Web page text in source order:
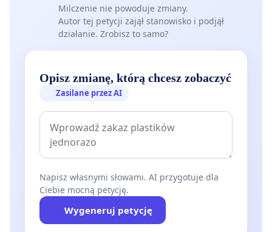
Milczenie nie powoduje zmiany.
Autor tej petycji zajął stanowisko i podjął
działanie. Zrobisz to samo?
Opisz zmianę, którą chcesz zobaczyć
Zasilane przez AI
Napisz własnymi słowami. AI przygotuje dla
Ciebie mocną petycję.
Wygeneruj petycję